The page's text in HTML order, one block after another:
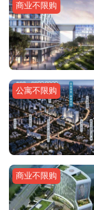
商业不限购
公寓不限购
商业不限购